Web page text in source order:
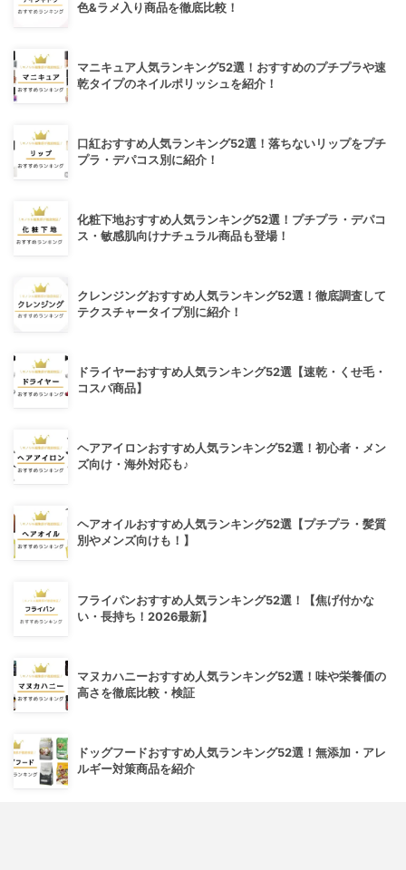
色&ラメ入り商品を徹底比較！
マニキュア人気ランキング52選！おすすめのプチプラや速
乾タイプのネイルポリッシュを紹介！
口紅おすすめ人気ランキング52選！落ちないリップをプチ
プラ・デパコス別に紹介！
化粧下地おすすめ人気ランキング52選！プチプラ・デパコ
ス・敏感肌向けナチュラル商品も登場！
クレンジングおすすめ人気ランキング52選！徹底調査して
テクスチャータイプ別に紹介！
ドライヤーおすすめ人気ランキング52選【速乾・くせ毛・
コスパ商品】
ヘアアイロンおすすめ人気ランキング52選！初心者・メン
ズ向け・海外対応も♪
ヘアオイルおすすめ人気ランキング52選【プチプラ・髪質
別やメンズ向けも！】
フライパンおすすめ人気ランキング52選！【焦げ付かな
い・長持ち！2026最新】
マヌカハニーおすすめ人気ランキング52選！味や栄養価の
高さを徹底比較・検証
ドッグフードおすすめ人気ランキング52選！無添加・アレ
ルギー対策商品を紹介